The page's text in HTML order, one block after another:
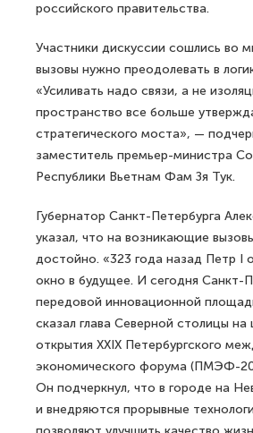
российского правительства.
Участники дискуссии сошлись во
вызовы нужно преодолевать в
«Усиливать надо связи, а не
пространство все больше
стратегического моста», —
заместитель премьер-министра
Республики Вьетнам Фам Зя Тук.
Губернатор Санкт-Петербурга
указал, что на возникающие
достойно. «323 года назад Петр I
окно в будущее. И сегодня Санкт-
передовой инновационной
сказал глава Северной столицы
открытия XXIX Петербургского
экономического форума (ПМЭФ-
Он подчеркнул, что в городе на
и внедряются прорывные